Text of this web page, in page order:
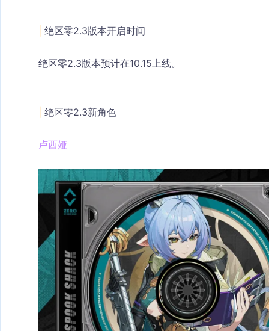
绝区零2.3版本开启时间
绝区零2.3版本预计在10.15上线。
绝区零2.3新角色
卢西娅